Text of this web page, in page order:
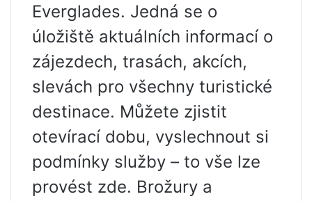
Everglades. Jedná se o
úložiště aktuálních informací o
zájezdech, trasách, akcích,
slevách pro všechny turistické
destinace. Můžete zjistit
otevírací dobu, vyslechnout si
podmínky služby – to vše lze
provést zde. Brožury a